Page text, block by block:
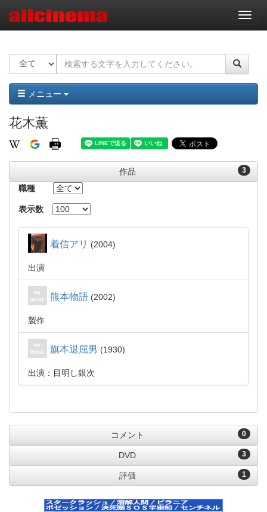
ナ
ビ
ー
ョ
ン
メニュー
花木薫
3
作品
職種
表示数
着信アリ 2004
出演
熊本物語 2002
製作
旗本退屈男 1930
出演：目明し銀次
0
コメント
3
DVD
1
評価